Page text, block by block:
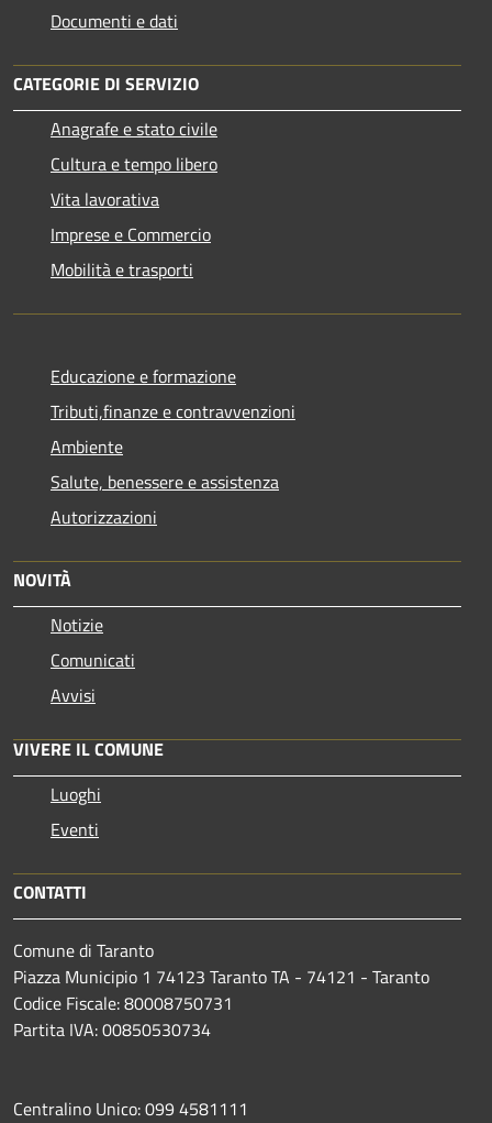
Documenti e dati
CATEGORIE DI SERVIZIO
Anagrafe e stato civile
Cultura e tempo libero
Vita lavorativa
Imprese e Commercio
Mobilità e trasporti
Educazione e formazione
Tributi,finanze e contravvenzioni
Ambiente
Salute, benessere e assistenza
Autorizzazioni
NOVITÀ
Notizie
Comunicati
Avvisi
VIVERE IL COMUNE
Luoghi
Eventi
CONTATTI
Comune di Taranto
Piazza Municipio 1 74123 Taranto TA - 74121 - Taranto
Codice Fiscale: 80008750731
Partita IVA: 00850530734
Centralino Unico: 099 4581111